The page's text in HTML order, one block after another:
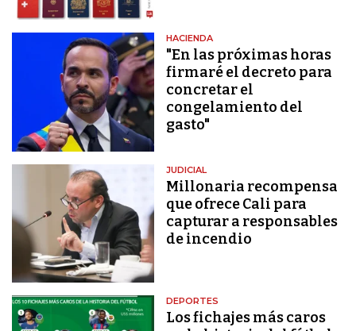
HACIENDA
"En las próximas horas
firmaré el decreto para
concretar el
congelamiento del
gasto"
JUDICIAL
Millonaria recompensa
que ofrece Cali para
capturar a responsables
de incendio
DEPORTES
Los fichajes más caros